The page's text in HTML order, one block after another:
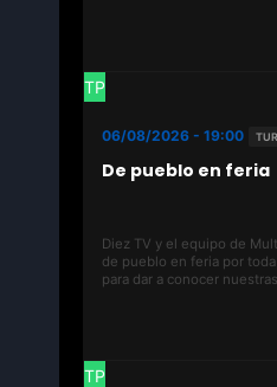
TP
06/08/2026 - 19:00
De pueblo en feria
Diez TV y el equipo de
de pueblo en feria por
para dar a conocer
TP